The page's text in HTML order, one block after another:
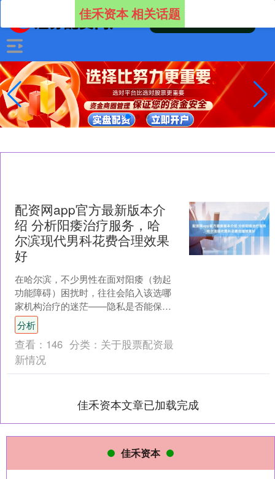
佳禾资本 相关话题
配资网app官方最新版本介
绍 分析阳痿治疗服务，哈
尔滨现代男科花费合理效果
好
在哈尔滨，不少男性在面对阳痿（勃起
功能障碍）困扰时，往往会陷入该选哪
家机构治疗的迷茫——隐私是否能保
障？诊疗方案是否贴合自身情况？效果
和费用是否成正比？这些问题....
分析
查看： 146 分类： 关于股票配资最
新情况
佳禾资本文章已加载完成
佳禾资本